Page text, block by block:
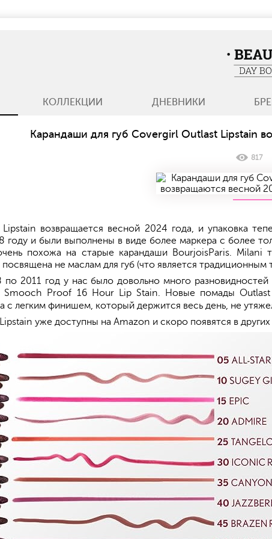
КОЛЛЕКЦИИ ДНЕВНИКИ
Карандаши для губ Covergirl Outlast Lipstain
817
возвращается весной 2024 года, и упаковка
году и были выполнены в виде более маркера с более
похожа на старые карандаши BourjoisParis.
не маслам для губ (что является
2011 год у нас было довольно много
Smooch Proof 16 Hour Lip Stain. Новые помады Outlast
с легким финишем, который держится весь день, не
уже доступны на Amazon и скоро появятся в других